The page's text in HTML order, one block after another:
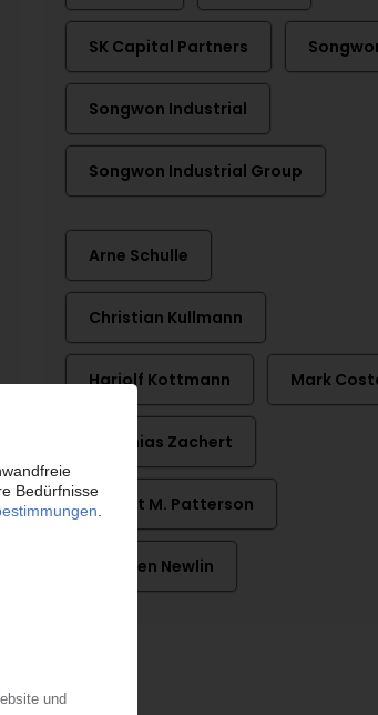
SK Capital Partners
Songwon Industrial
Songwon Industrial Group
Arne Schulle
Christian Kullmann
Hariolf Kottmann Mark
Matthias Zachert
Robert M. Patterson
Stephen Newlin